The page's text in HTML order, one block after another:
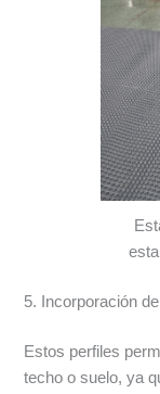
5. Incorporación
Estos perfiles
techo o suelo, ya